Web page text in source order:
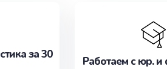
за 30
Работаем с юр.